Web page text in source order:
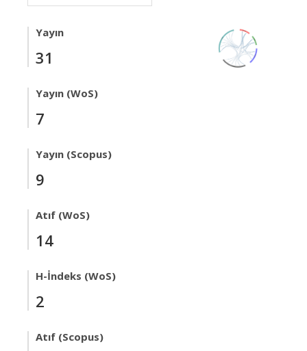
Yayın
31
Yayın (WoS)
7
Yayın (Scopus)
9
Atıf (WoS)
14
H-İndeks (WoS)
2
Atıf (Scopus)